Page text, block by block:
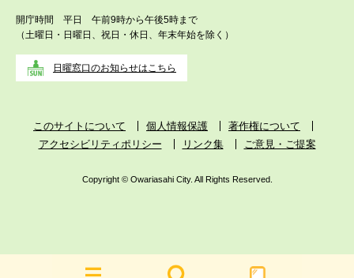
開庁時間 平日 午前9時から午後5時まで
（土曜日・日曜日、祝日・休日、年末年始を除く）
日曜窓口のお知らせはこちら
このサイトについて 個人情報保護
著作権について
アクセシビリティポリシー
リンク集 ご意見・ご提案
Copyright © Owariasahi City. All Rights Reserved.